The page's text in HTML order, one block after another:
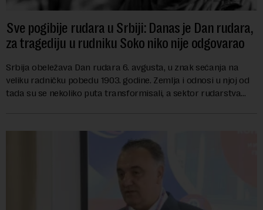
Sve pogibije rudara u Srbiji: Danas je Dan rudara,
za tragediju u rudniku Soko niko nije odgovarao
Srbija obeležava Dan rudara 6. avgusta, u znak sećanja na
veliku radničku pobedu 1903. godine. Zemlja i odnosi u njoj od
tada su se nekoliko puta transformisali, a sektor rudarstva